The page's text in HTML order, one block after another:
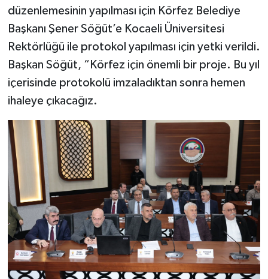
düzenlemesinin yapılması için Körfez Belediye
Başkanı Şener Söğüt’e Kocaeli Üniversitesi
Rektörlüğü ile protokol yapılması için yetki verildi.
Başkan Söğüt, “Körfez için önemli bir proje. Bu yıl
içerisinde protokolü imzaladıktan sonra hemen
ihaleye çıkacağız.